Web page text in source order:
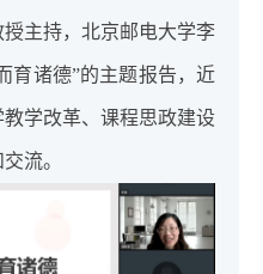
主持，北京邮电大学李
育诸德”的主题报告，近
学改革、课程思政建设
流。